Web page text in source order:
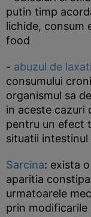
putin timp
lichide, consum
food
- abuzul de
consumului
organismul sa
in aceste cazuri
pentru un efect
situatii
Sarcina: exista
aparitia
urmatoarele
prin